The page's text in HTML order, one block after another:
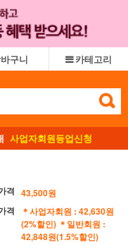
구니 카테고리
사업자회원등업신청
격 43,500원
격
＊사업자회원 : 42,630원
(2%할인) ＊일반회원 :
42,848원(1.5%할인)